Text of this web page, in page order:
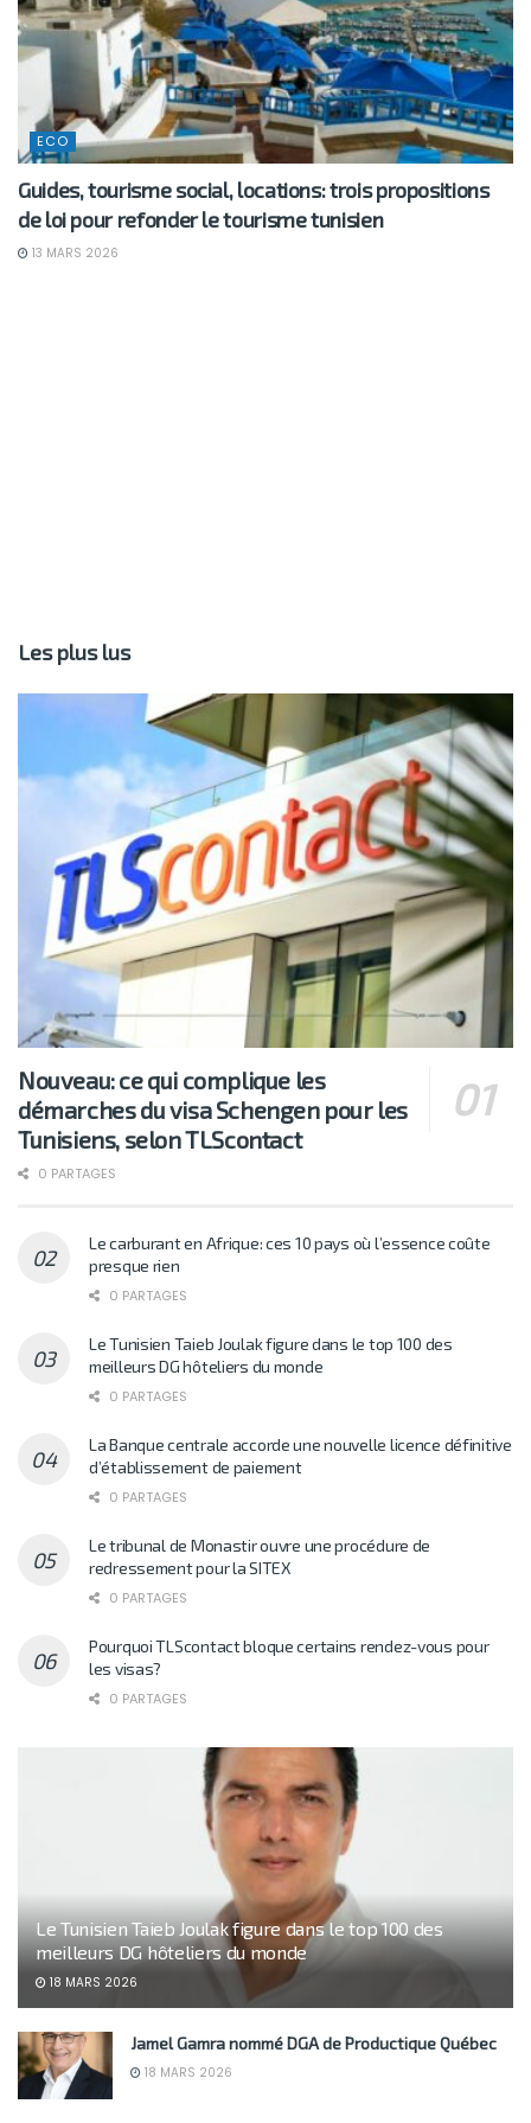
ECO
Guides, tourisme social, locations: trois propositions
de loi pour refonder le tourisme tunisien
13 MARS 2026
Les plus lus
Nouveau: ce qui complique les
démarches du visa Schengen pour les
Tunisiens, selon TLScontact
0 PARTAGES
Le carburant en Afrique: ces 10 pays où l’essence coûte
presque rien
0 PARTAGES
Le Tunisien Taieb Joulak figure dans le top 100 des
meilleurs DG hôteliers du monde
0 PARTAGES
La Banque centrale accorde une nouvelle licence définitive
d’établissement de paiement
0 PARTAGES
Le tribunal de Monastir ouvre une procédure de
redressement pour la SITEX
0 PARTAGES
Pourquoi TLScontact bloque certains rendez-vous pour
les visas?
0 PARTAGES
Le Tunisien Taieb Joulak figure dans le top 100 des
meilleurs DG hôteliers du monde
18 MARS 2026
Jamel Gamra nommé DGA de Productique Québec
18 MARS 2026